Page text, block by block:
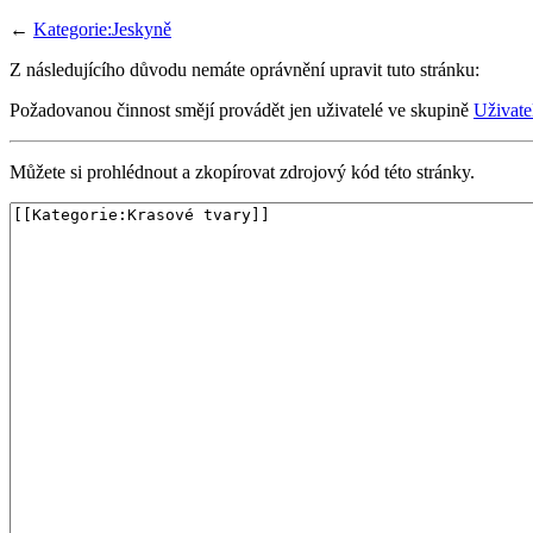
← Kategorie:Jeskyně
Z následujícího důvodu nemáte oprávnění upravit tuto stránku:
Požadovanou činnost smějí provádět jen uživatelé ve skupině
Můžete si prohlédnout a zkopírovat zdrojový kód této stránky.